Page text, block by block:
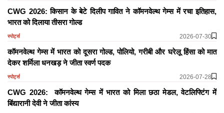
CWG 2026: किसान के बेटे दिलीप गावित ने कॉमनवेल्थ गेम्स में रचा इतिहास,
भारत को दिलाया तीसरा गोल्ड
स्पोर्ट्स 2026-07-30
कॉमनवेल्थ गेम्स में भारत को दूसरा गोल्ड, पोलियो, गरीबी और घरेलू हिंसा को मात
देकर शर्मिला धनखड़ ने जीता स्वर्ण पदक
स्पोर्ट्स 2026-07-28
CWG 2026: कॉमनवेल्थ गेम्स में भारत को मिला छठा मेडल, वेटलिफ्टिंग में
बिंद्यारानी देवी ने जीता कांस्य